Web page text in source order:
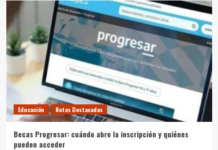
Educación Notas Destacadas
Becas Progresar: cuándo abre la inscripción y quiénes
pueden acceder